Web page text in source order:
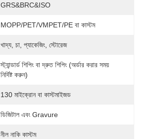
GRS&BRC&ISO
MOPP/PET/VMPET/PE বা কাস্টম
খাদ্য, চা, প্যাকেজিং, স্টোরেজ
স্ট্যান্ডার্ড শিপিং বা দ্রুত শিপিং (অর্ডার করার সময়
নির্দিষ্ট করুন)
130 মাইক্রোন বা কাস্টমাইজড
ডিজিটাল এবং Gravure
নীল নাকি কাস্টম